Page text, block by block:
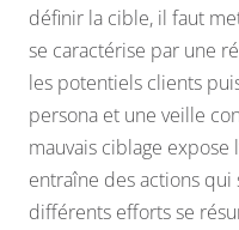
définir la cible, il faut
se caractérise par une
les potentiels clients
persona et une veille
mauvais ciblage
entraîne des actions
différents efforts se